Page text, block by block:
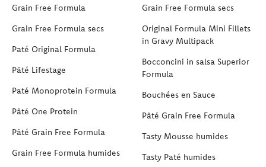
Grain Free Formula
Grain Free Formula secs
Paté Original Formula
Pâté Lifestage
Paté Monoprotein Formula
Pâté One Protein
Pâté Grain Free Formula
Grain Free Formula humides
Grain Free Formula secs
Original Formula Mini Fillets
in Gravy Multipack
Bocconcini in salsa Superior
Formula
Bouchées en Sauce
Pâté Grain Free Formula
Tasty Mousse humides
Tasty Paté humides